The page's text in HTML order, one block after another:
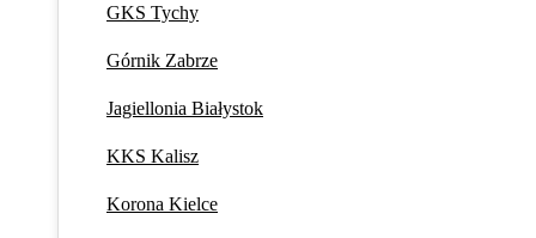
GKS Tychy
Górnik Zabrze
Jagiellonia Białystok
KKS Kalisz
Korona Kielce